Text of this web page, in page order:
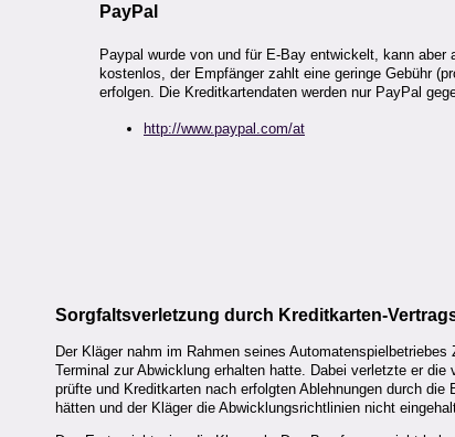
PayPal
Paypal wurde von und für E-Bay entwickelt, kann
kostenlos, der Empfänger zahlt eine geringe Gebühr
erfolgen. Die Kreditkartendaten werden nur PayPal
http://www.paypal.com/at
Sorgfaltsverletzung durch Kreditkarten-
Der Kläger nahm im Rahmen seines
Terminal zur Abwicklung erhalten hatte. Dabei verletzte er
prüfte und Kreditkarten nach erfolgten Ablehnungen durch
hätten und der Kläger die Abwicklungsrichtlinien nicht